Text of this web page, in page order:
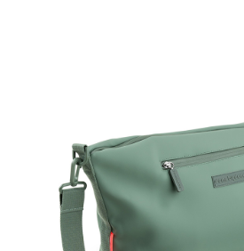
Huonekalut &
Varaosat
Kampanjat